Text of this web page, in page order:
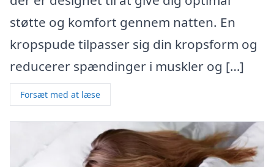
støtte og komfort gennem natten. En
kropspude tilpasser sig din kropsform og
reducerer spændinger i muskler og […]
Forsæt med at læse